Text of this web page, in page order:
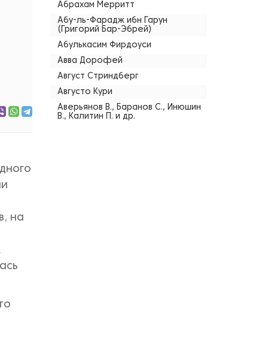
на
Абрахам Мерритт
Абу-ль-Фарадж ибн Гарун
(Григорий Бар-Эбрей)
Абулькасим Фирдоуси
Авва Дорофей
Август Стриндберг
Августо Кури
Аверьянов В., Баранов С., Инюшин
В., Калитин П. и др.